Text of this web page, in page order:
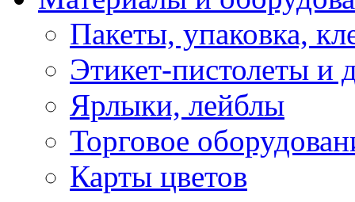
Пакеты, упаковка,
Этикет-пистолеты и
Ярлыки, лейблы
Торговое
Карты цветов